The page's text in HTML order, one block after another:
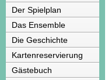
Der Spielplan
Das Ensemble
Die Geschichte
Kartenreservierung
Gästebuch